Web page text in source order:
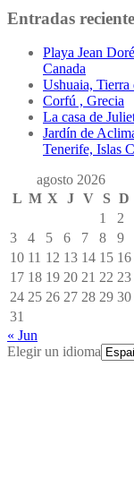
Entradas
Playa Jean
Canada
Ushuaia, Tierra
Corfú , Grecia
La casa de
Jardín de
Tenerife, Islas
agosto 2026
L M X J V S D
1
2
3
4 5 6 7 8
9
10 11 12 13 14 15 16
17 18 19 20 21 22 23
24 25 26 27 28 29 30
31
« Jun
Elegir un idioma